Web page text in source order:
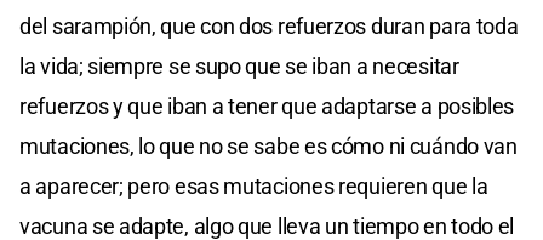
del sarampión, que con dos refuerzos duran para toda
la vida; siempre se supo que se iban a necesitar
refuerzos y que iban a tener que adaptarse a posibles
mutaciones, lo que no se sabe es cómo ni cuándo van
a aparecer; pero esas mutaciones requieren que la
vacuna se adapte, algo que lleva un tiempo en todo el